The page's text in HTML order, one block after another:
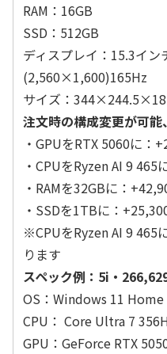
RAM：16GB
SSD：512GB
ディスプレイ：15.3イン
(2,560×1,600)165Hz
サイズ：
注文時の構成変更が可
・GPUをRTX 5060に：
・CPUをRyzen AI 9
・RAMを32GBに：
・SSDを1TBに：
※CPUをRyzen AI 9 465
ります
スペック例：5i・
OS：Windows 11 Home
CPU： Core Ultra 7
GPU：GeForce RTX